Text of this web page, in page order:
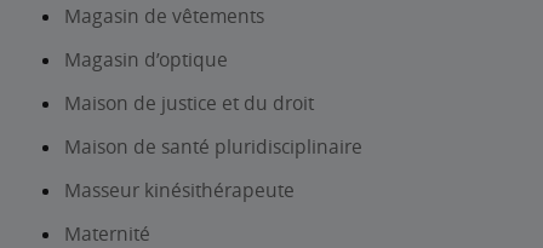
Magasin de vêtements
Magasin d’optique
Maison de justice et du droit
Maison de santé pluridisciplinaire
Masseur kinésithérapeute
Maternité